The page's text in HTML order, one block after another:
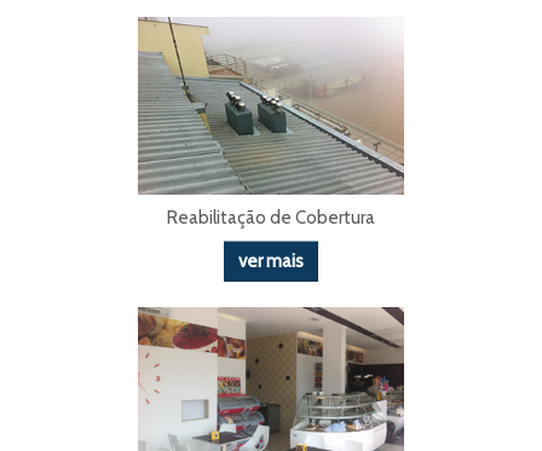
Reabilitação de Cobertura
ver mais